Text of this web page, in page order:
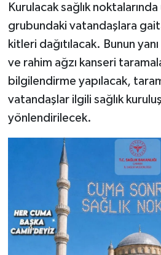
Kurulacak sağlık
grubundaki vatandaşlara
kitleri dağıtılacak. Bunun
ve rahim ağzı kanseri
bilgilendirme yapılacak,
vatandaşlar ilgili sağlık
yönlendirilecek.